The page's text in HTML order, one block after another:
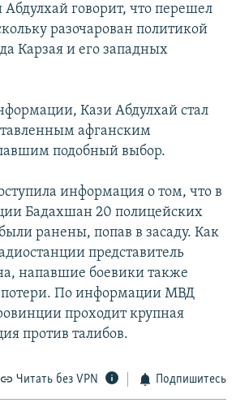
говорит, что перешел
разочарован политикой
Карзая и его западных
Кази Абдулхай стал
афганским
подобный выбор.
информация о том, что в
Бадахшан 20 полицейских
ранены, попав в засаду. Как
представитель
напавшие боевики также
потери. По информации МВД
проходит крупная
против талибов.
Читать без VPN Подпишитесь